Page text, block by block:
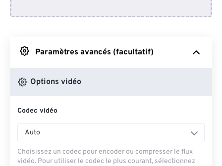
Depuis Google Drive
Depuis OneDrive
Paramètres avancés (facultatif)
Options vidéo
Codec vidéo
Auto
Choisissez un codec pour encoder ou compresser le flux
vidéo. Pour utiliser le codec le plus courant, sélectionnez